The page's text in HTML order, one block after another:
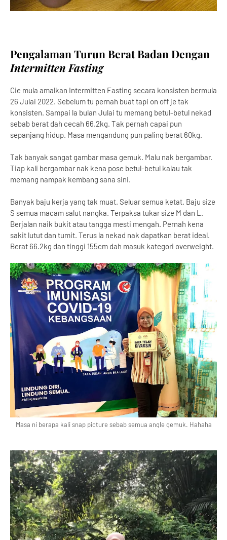
Pengalaman Turun Berat Badan Dengan
Intermitten Fasting
Cie mula amalkan Intermitten Fasting secara konsisten bermula
26 Julai 2022. Sebelum tu pernah buat tapi on off je tak
konsisten. Sampai la bulan Julai tu memang betul-betul nekad
sebab berat dah cecah 66.2kg. Tak pernah capai pun
sepanjang hidup. Masa mengandung pun paling berat 60kg.
Tak banyak sangat gambar masa gemuk. Malu nak bergambar.
Tiap kali bergambar nak kena pose betul-betul kalau tak
memang nampak kembang sana sini.
Banyak baju kerja yang tak muat. Seluar semua ketat. Baju size
S semua macam salut nangka. Terpaksa tukar size M dan L.
Berjalan naik bukit atau tangga mesti mengah. Pernah kena
sakit lutut dan tumit. Terus la nekad nak dapatkan berat ideal.
Berat 66.2kg dan tinggi 155cm dah masuk kategori overweight.
Masa ni berapa kali snap picture sebab semua angle gemuk. Hahaha